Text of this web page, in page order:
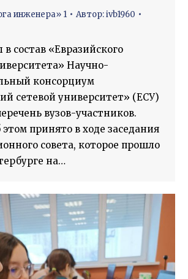
инженера» 1 Автор:ivb1960
состав «Евразийского
Научно-
консорциум
сетевой университет» (ЕСУ)
вузов-участников.
принято в ходе заседания
совета, которое прошло
на…